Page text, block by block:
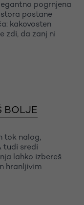
pogrnjena
postane
kakovosten
zdi, da zanj ni
BOLJE
tok nalog,
tudi sredi
lahko izbereš
hranljivim